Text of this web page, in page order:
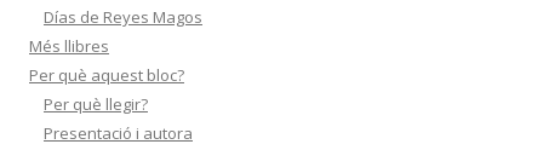
Días de Reyes Magos
Més llibres
Per què aquest bloc?
Per què llegir?
Presentació i autora